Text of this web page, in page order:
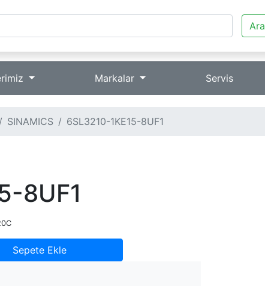
Ara
Markalar Servis
SINAMICS 6SL3210-1KE15-8UF1
8UF1
Sepete Ekle